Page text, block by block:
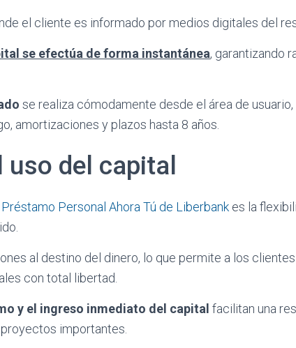
el cliente es informado por medios digitales del
se efectúa de forma instantánea, garantizando
se realiza cómodamente desde el área de usuario,
amortizaciones y plazos hasta 8 años.
del capital
Préstamo Personal Ahora Tú de Liberbank es la
al destino del dinero, lo que permite a los clientes
con total libertad.
y el ingreso inmediato del capital facilitan una
importantes.